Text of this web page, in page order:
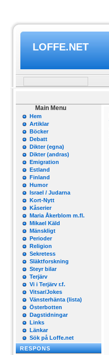
LOFFE.NET
Main Menu
Hem
Artiklar
Böcker
Debatt
Dikter (egna)
Dikter (andras)
Emigration
Estland
Finland
Humor
Israel / Judarna
Kort-Nytt
Kåserier
Maria Åkerblom m.fl.
Mikael Käld
Mänskligt
Perioder
Religion
Sekretess
Släktforskning
Steyr bilar
Terjärv
Vi i Terjärv r.f.
Vitsar/Jokes
Vänsterhänta (lista)
Österbotten
Dagstidningar
Links
Länkar
Sök på Loffe.net
RESPONS